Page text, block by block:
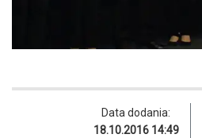
Data dodania:
18.10.2016 14:49